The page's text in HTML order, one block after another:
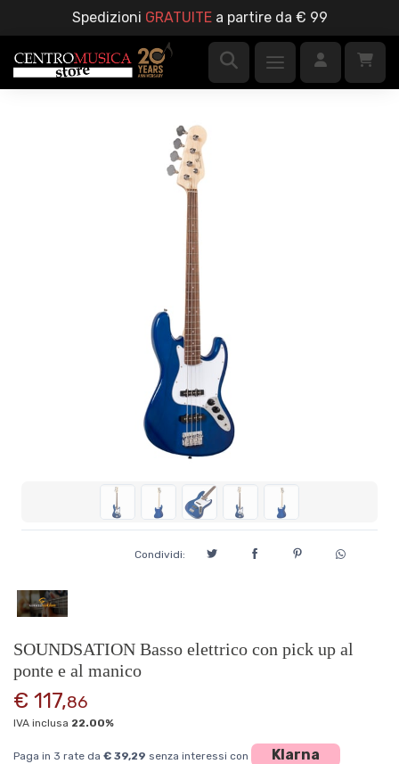
Spedizioni GRATUITEa partire da € 99
Condividi:
SOUNDSATION Basso elettrico con pick up al
ponte e al manico
€ 117,86
IVA inclusa 22.00%
Paga in 3 rate da € 39,29 senza interessi con Klarna